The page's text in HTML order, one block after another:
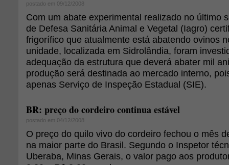
postado em 09/12/2008
Com um abate experimental realizado no último
de Defesa Sanitária Animal e Vegetal (Iagro)
frigorífico que atualmente está abatendo ovinos
unidade, localizada em Sidrolândia, foram
adequação da estrutura que deverá abater mil
produção será destinada ao mercado interno,
apenas Serviço de Inspeção Estadual (SIE).
BR: preço do cordeiro continua estável
postado em 04/12/2008
O preço do quilo vivo do cordeiro fechou o mês
na maior parte do Brasil. Segundo o Inspetor
Uberaba, Minas Gerais, o valor pago aos